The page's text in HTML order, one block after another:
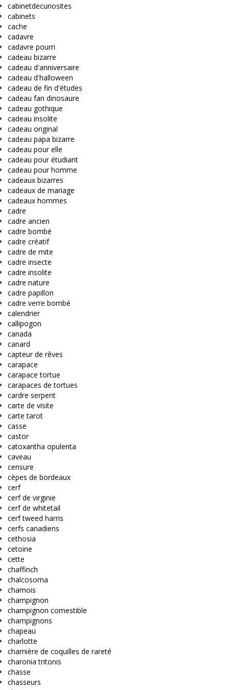
cabinetdecuriosites
cabinets
cache
cadavre
cadavre pourri
cadeau bizarre
cadeau d'anniversaire
cadeau d'halloween
cadeau de fin d'études
cadeau fan dinosaure
cadeau gothique
cadeau insolite
cadeau original
cadeau papa bizarre
cadeau pour elle
cadeau pour étudiant
cadeau pour homme
cadeaux bizarres
cadeaux de mariage
cadeaux hommes
cadre
cadre ancien
cadre bombé
cadre créatif
cadre de mite
cadre insecte
cadre insolite
cadre nature
cadre papillon
cadre verre bombé
calendrier
callipogon
canada
canard
capteur de rêves
carapace
carapace tortue
carapaces de tortues
cardre serpent
carte de visite
carte tarot
casse
castor
catoxantha opulenta
caveau
censure
cèpes de bordeaux
cerf
cerf de virginie
cerf de whitetail
cerf tweed harris
cerfs canadiens
cethosia
cetoine
cette
chaffinch
chalcosoma
chamois
champignon
champignon comestible
champignons
chapeau
charlotte
charnière de coquilles de rareté
charonia tritonis
chasse
chasseurs